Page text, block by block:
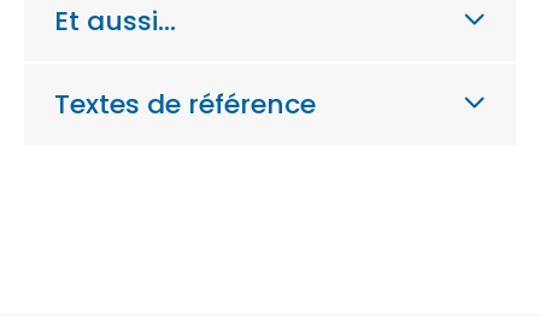
Et aussi…
Textes de référence